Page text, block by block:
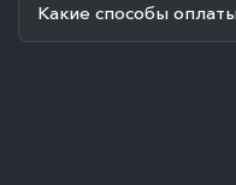
Какие способы